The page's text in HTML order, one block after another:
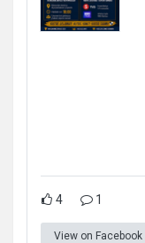
4 1
View on Facebook